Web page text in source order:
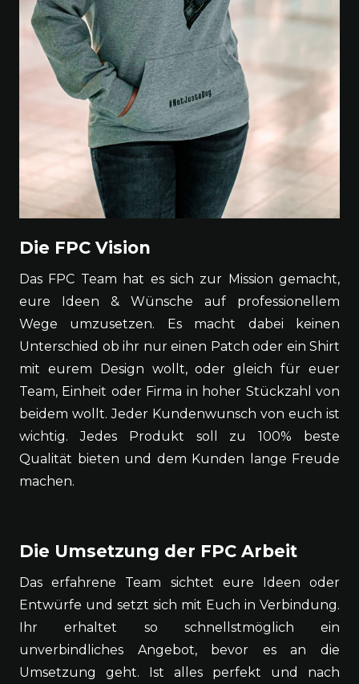
Die FPC Vision
Das FPC Team hat es sich zur Mission gemacht,
eure Ideen & Wünsche auf professionellem
Wege umzusetzen. Es macht dabei keinen
Unterschied ob ihr nur einen Patch oder ein Shirt
mit eurem Design wollt, oder gleich für euer
Team, Einheit oder Firma in hoher Stückzahl von
beidem wollt. Jeder Kundenwunsch von euch ist
wichtig. Jedes Produkt soll zu 100% beste
Qualität bieten und dem Kunden lange Freude
machen.
Die Umsetzung der FPC Arbeit
Das erfahrene Team sichtet eure Ideen oder
Entwürfe und setzt sich mit Euch in Verbindung.
Ihr erhaltet so schnellstmöglich ein
unverbindliches Angebot, bevor es an die
Umsetzung geht. Ist alles perfekt und nach